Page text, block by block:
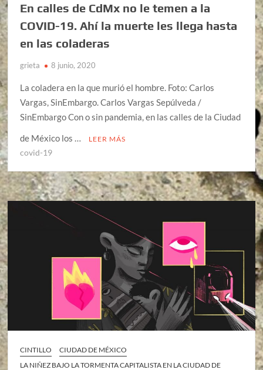
En calles de CdMx no le temen a la
COVID-19. Ahí la muerte les llega hasta
en las coladeras
grieta 8 junio, 2020
La coladera en la que murió el hombre. Foto: Carlos
Vargas, SinEmbargo. Carlos Vargas Sepúlveda /
SinEmbargo Con o sin pandemia, en las calles de la Ciudad
de México los …
LEER MÁS
covid-19
CINTILLO
CIUDAD DE MÉXICO
LA NIÑEZ BAJO LA TORMENTA CAPITALISTA EN LA CIUDAD DE